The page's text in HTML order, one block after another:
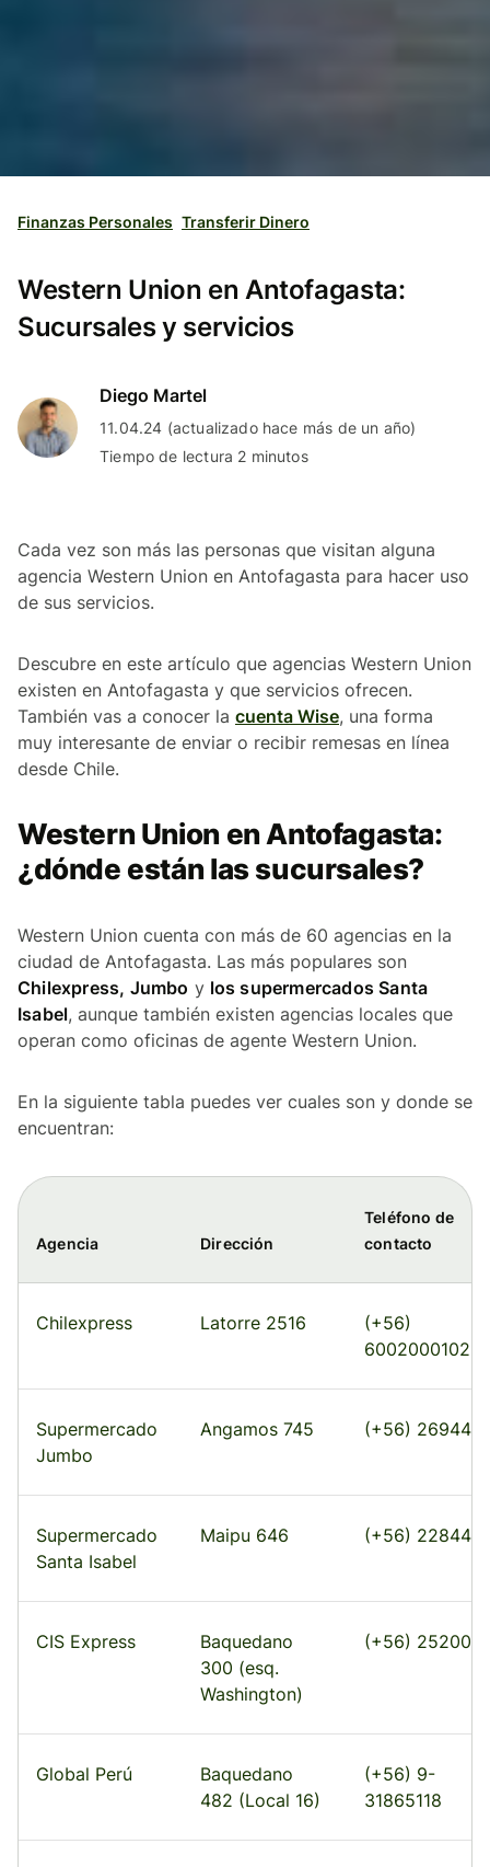
Finanzas Personales Transferir Dinero
Western Union en Antofagasta:
Sucursales y servicios
Diego Martel
11.04.24 (actualizado hace más de un año)
Tiempo de lectura 2 minutos
Cada vez son más las personas que visitan alguna
agencia Western Union en Antofagasta para hacer uso
de sus servicios.
Descubre en este artículo que agencias Western Union
existen en Antofagasta y que servicios ofrecen.
También vas a conocer la cuenta Wise, una forma
muy interesante de enviar o recibir remesas en línea
desde Chile.
Western Union en Antofagasta:
¿dónde están las sucursales?
Western Union cuenta con más de 60 agencias en la
ciudad de Antofagasta. Las más populares son
Chilexpress, Jumbo y los supermercados Santa
Isabel, aunque también existen agencias locales que
operan como oficinas de agente Western Union.
En la siguiente tabla puedes ver cuales son y donde se
encuentran:
Agencia Dirección
Teléfono de
contacto
Chilexpress Latorre 2516
(+56)
6002000102
Supermercado
Jumbo
Angamos 745 (+56)
Supermercado
Santa Isabel
Maipu 646 (+56)
CIS Express
Baquedano
300 (esq.
Washington)
(+56) 252001
Global Perú
Baquedano
482 (Local 16)
(+56) 9-
31865118